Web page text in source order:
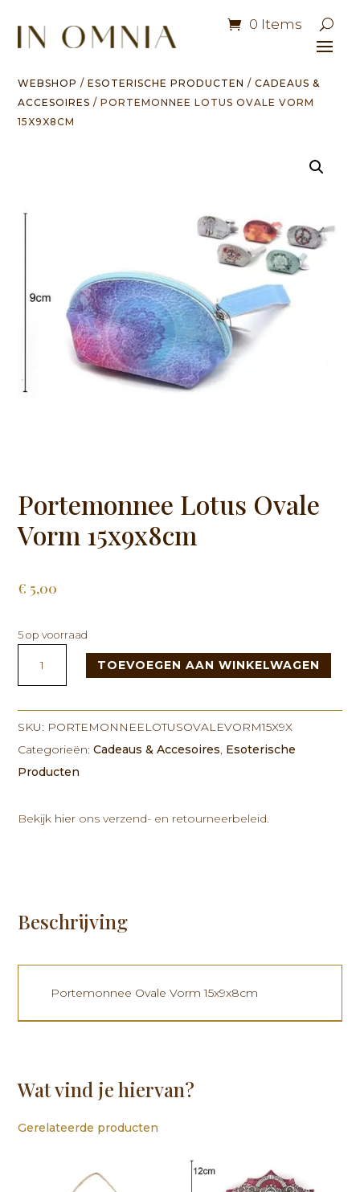
0 Items
WEBSHOP /ESOTERISCHE PRODUCTEN /CADEAUS &
ACCESOIRES / PORTEMONNEE LOTUS OVALE VORM
15X9X8CM
Portemonnee Lotus Ovale
Vorm 15x9x8cm
€ 5,00
5 op voorraad
Portemonnee
Lotus
Ovale
Vorm
15x9x8cm
aantal
TOEVOEGEN AAN WINKELWAGEN
SKU: PORTEMONNEELOTUSOVALEVORM15X9X
Categorieën:Cadeaus & Accesoires, Esoterische
Producten
Bekijk hier ons verzend- en retourneerbeleid.
Beschrijving
Portemonnee Ovale Vorm 15x9x8cm
Wat vind je hiervan?
Gerelateerde producten